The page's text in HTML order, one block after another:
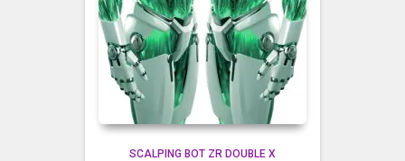
SCALPING BOT ZR DOUBLE X